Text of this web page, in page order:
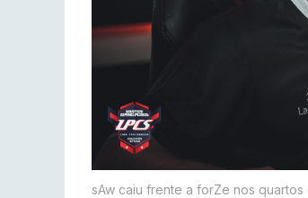
sAw caiu frente a forZe nos